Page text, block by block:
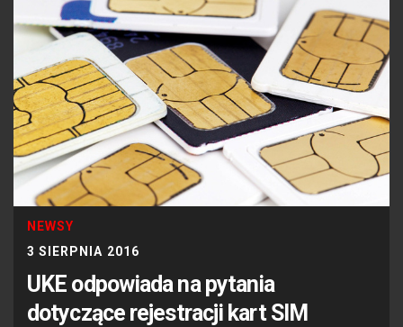
NEWSY
3 SIERPNIA 2016
UKE odpowiada na pytania
dotyczące rejestracji kart SIM